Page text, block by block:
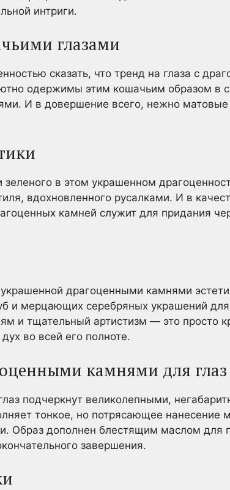
интриги.
глазами
сказать, что тренд на глаза с
одержимы этим кошачьим образом в
И в довершение всего, нежно матовые
зеленого в этом украшенном
вдохновленного русалками. И в
камней служит для придания
драгоценными камнями
и мерцающих серебряных украшений
и тщательный артистизм — это просто
во всей его полноте.
камнями для глаз
подчеркнут великолепными,
тонкое, но потрясающее
Образ дополнен блестящим маслом для
завершения.